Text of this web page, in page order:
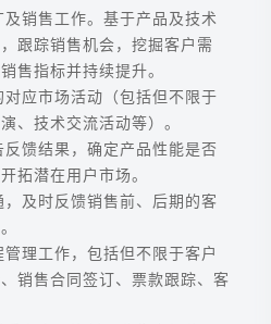
销售工作。基于产品及技术
跟踪销售机会，挖掘客户需
售指标并持续提升。
应市场活动（包括但不限于
、技术交流活动等）。
馈结果，确定产品性能是否
拓潜在用户市场。
及时反馈销售前、后期的客
理工作，包括但不限于客户
销售合同签订、票款跟踪、客